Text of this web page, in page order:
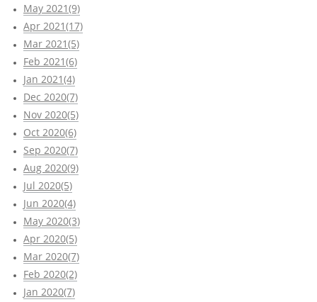
May 2021(9)
Apr 2021(17)
Mar 2021(5)
Feb 2021(6)
Jan 2021(4)
Dec 2020(7)
Nov 2020(5)
Oct 2020(6)
Sep 2020(7)
Aug 2020(9)
Jul 2020(5)
Jun 2020(4)
May 2020(3)
Apr 2020(5)
Mar 2020(7)
Feb 2020(2)
Jan 2020(7)